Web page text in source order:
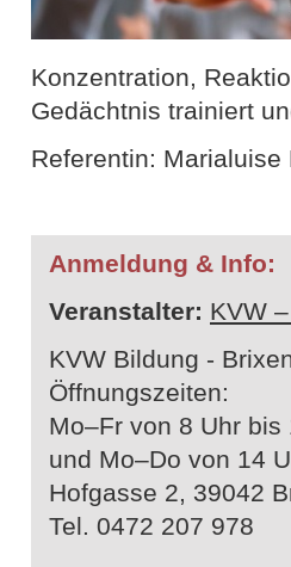
Konzentration,
Gedächtnis trainiert
Referentin: Marialuise
Anmeldung & Info:
Veranstalter: KVW
KVW Bildung -
Öffnungszeiten:
Mo–Fr von 8 Uhr bis
und Mo–Do von 14
Hofgasse 2, 39042
Tel. 0472 207 978